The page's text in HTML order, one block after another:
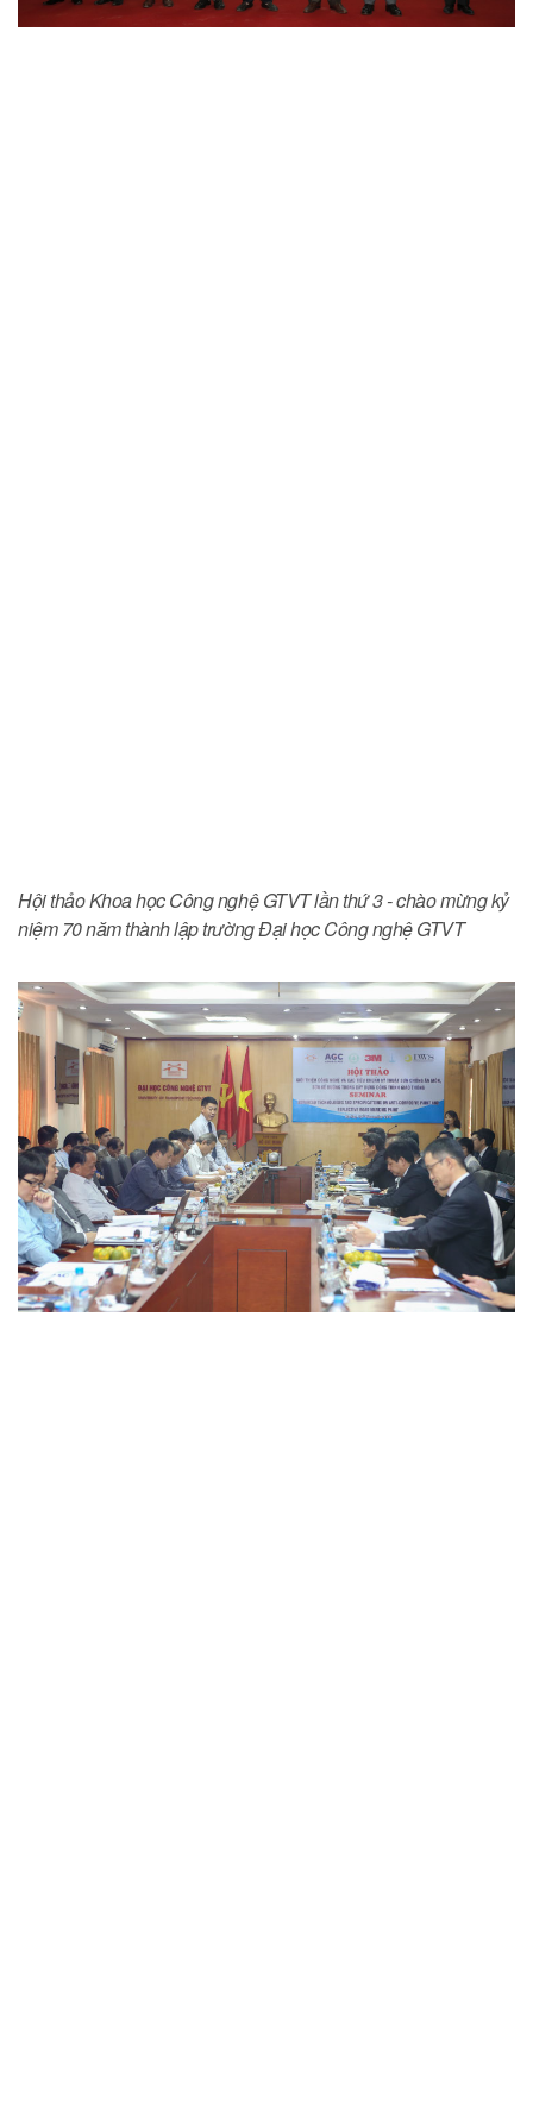
Hội thảo Khoa học Công nghệ GTVT lần thứ 3 - chào mừng kỷ
niệm 70 năm thành lập trường Đại học Công nghệ GTVT